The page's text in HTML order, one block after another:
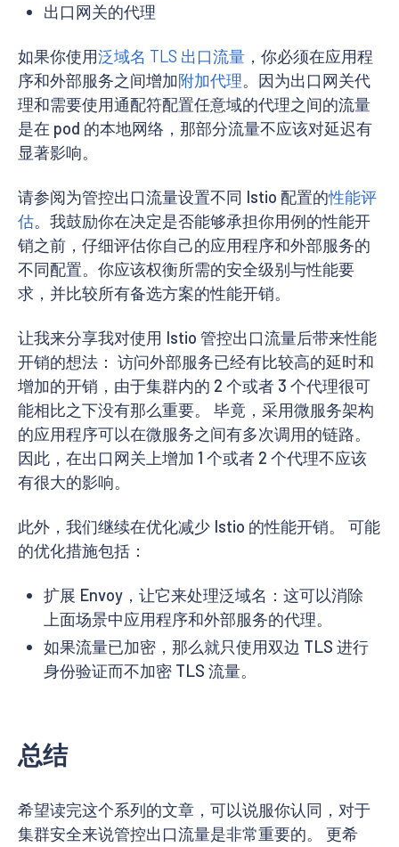
出口网关的代理
如果你使用泛域名 TLS 出口流量 ，你必须在应用程
序和外部服务之间增加附加代理。因为出口网关代
理和需要使用通配符配置任意域的代理之间的流量
是在 pod 的本地网络，那部分流量不应该对延迟有
显著影响。
请参阅为管控出口流量设置不同 Istio 配置的性能评
估。我鼓励你在决定是否能够承担你用例的性能开
销之前，仔细评估你自己的应用程序和外部服务的
不同配置。你应该权衡所需的安全级别与性能要
求，并比较所有备选方案的性能开销。
让我来分享我对使用 Istio 管控出口流量后带来性能
开销的想法： 访问外部服务已经有比较高的延时和
增加的开销，由于集群内的 2 个或者 3 个代理很可
能相比之下没有那么重要。 毕竟，采用微服务架构
的应用程序可以在微服务之间有多次调用的链路。
因此，在出口网关上增加 1 个或者 2 个代理不应该
有很大的影响。
此外，我们继续在优化减少 Istio 的性能开销。 可能
的优化措施包括：
扩展 Envoy，让它来处理泛域名：这可以消除
上面场景中应用程序和外部服务的代理。
如果流量已加密，那么就只使用双边 TLS 进行
身份验证而不加密 TLS 流量。
总结
希望读完这个系列的文章，可以说服你认同，对于
集群安全来说管控出口流量是非常重要的。 更希